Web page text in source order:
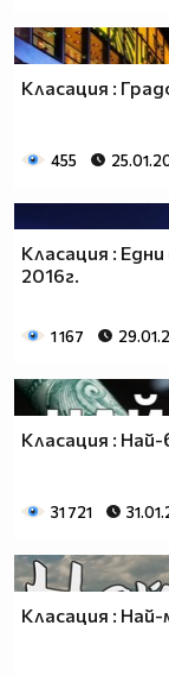
Класация :
455
Класация :
2016г.
1 167
Класация :
31 721
Класация :